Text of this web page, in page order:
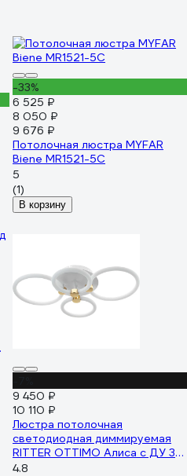
-33%
6 525 ₽
8 050 ₽
9 676 ₽
Потолочная люстра MYFAR
Biene MR1521-5C
5
(1)
В корзину
9 450 ₽
10 110 ₽
Люстра потолочная
светодиодная диммируемая
RITTER OTTIMO Алиса с ДУ 3
режима 615x415x130 100Вт
4.8